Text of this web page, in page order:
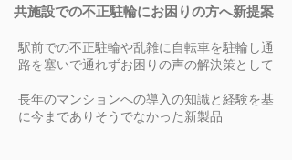
共施設での不正駐輪にお困りの方へ新提案
駅前での不正駐輪や乱雑に自転車を駐輪し通
路を塞いで通れずお困りの声の解決策として
長年のマンションへの導入の知識と経験を基
に今までありそうでなかった新製品